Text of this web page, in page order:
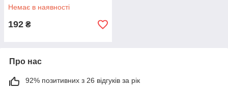
Немає в наявності
192 ₴
Про нас
92% позитивних з 26 відгуків за рік